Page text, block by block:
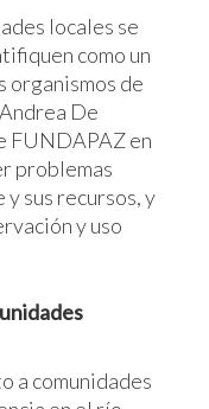
locales se
como un
organismos de
De
en
problemas
sus recursos, y
y uso
a comunidades